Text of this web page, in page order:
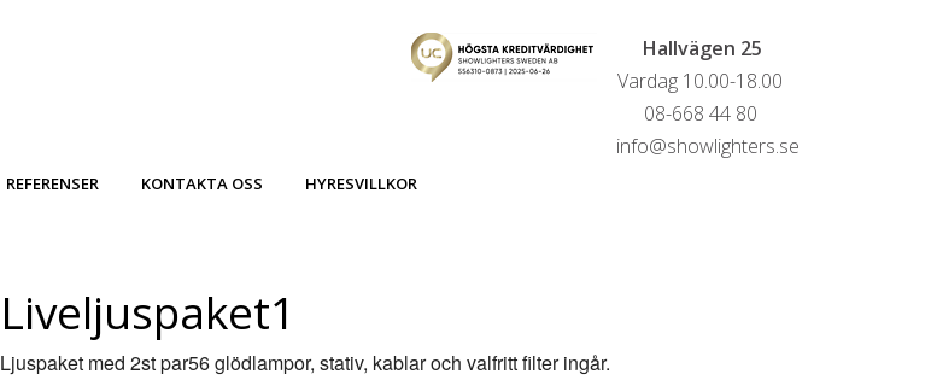
Hallvägen 25
Vardag 10.00-18.00
08-668 44 80
info@showlighters.se
REFERENSER KONTAKTA OSS HYRESVILLKOR
Liveljuspaket1
Ljuspaket med 2st par56 glödlampor, stativ, kablar och valfritt filter ingår.